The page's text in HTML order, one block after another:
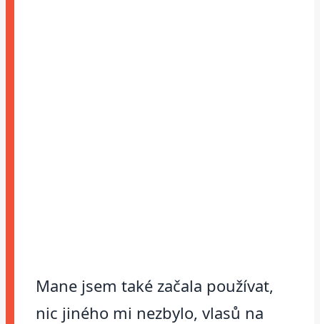
Mane jsem také začala používat,
nic jiného mi nezbylo, vlasů na